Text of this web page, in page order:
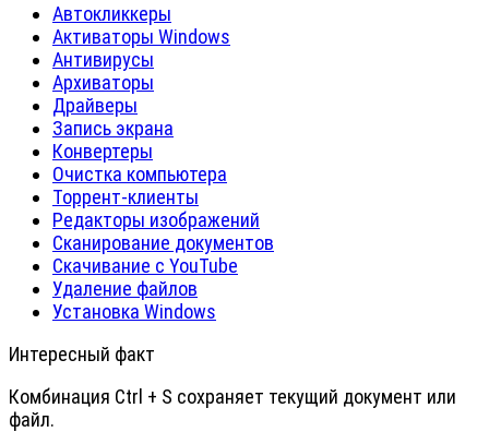
Автокликкеры
Активаторы Windows
Антивирусы
Архиваторы
Драйверы
Запись экрана
Конвертеры
Очистка компьютера
Торрент-клиенты
Редакторы изображений
Сканирование документов
Скачивание с YouTube
Удаление файлов
Установка Windows
Интересный факт
Комбинация Ctrl + S сохраняет текущий документ или
файл.